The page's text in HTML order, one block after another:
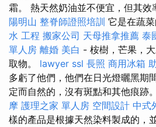
霜。 熱天然奶油並不便宜，但其效
陽明山 整脊師證照培訓 它是在蔬
水 工程 搬家公司 天母推拿推薦 泰
單人房 離婚 美白 - 桉樹，芒果，
取物。 lawyer ssl 長照 商用冰箱
多虧了他們，他們在日光燈曬黑期
定而自然的，沒有斑點和其他痕跡。
摩 護理之家 單人房 空間設計 中式
樣的產品是根據天然染料製成的，